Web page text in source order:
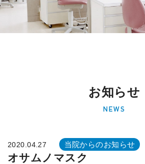
お知らせ
NEWS
2020.04.27 当院からのお知らせ
オサムノマスク